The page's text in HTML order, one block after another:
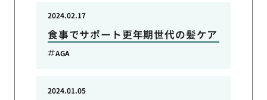
食事でサポート更年期世代の髪ケア
2024.02.17
AGA
2024.01.05